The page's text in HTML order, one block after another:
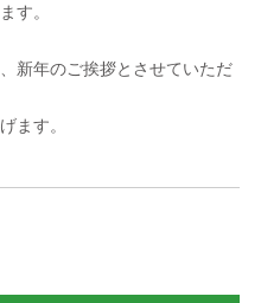
す。
新年のご挨拶とさせていただ
ます。